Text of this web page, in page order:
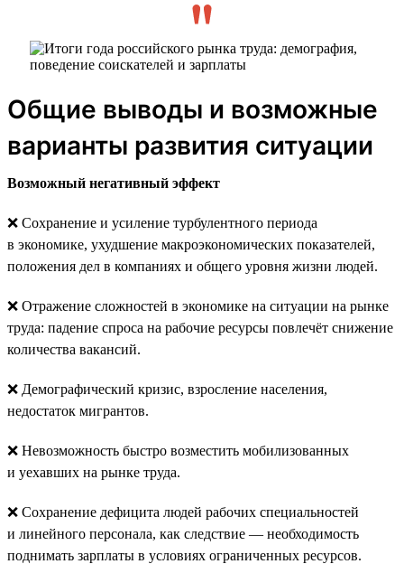
Общие выводы и возможные
варианты развития ситуации
Возможный негативный эффект
❌ Сохранение и усиление турбулентного периода
в экономике, ухудшение макроэкономических показателей,
положения дел в компаниях и общего уровня жизни людей.
❌ Отражение сложностей в экономике на ситуации на рынке
труда: падение спроса на рабочие ресурсы повлечёт снижение
количества вакансий.
❌ Демографический кризис, взросление населения,
недостаток мигрантов.
❌ Невозможность быстро возместить мобилизованных
и уехавших на рынке труда.
❌ Сохранение дефицита людей рабочих специальностей
и линейного персонала, как следствие — необходимость
поднимать зарплаты в условиях ограниченных ресурсов.